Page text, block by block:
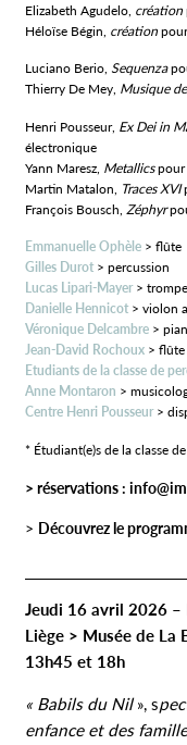
Elizabeth Agudelo, création
Héloïse Bégin, création
Luciano Berio, Sequenza
Thierry De Mey, Musique
Henri Pousseur, Ex Dei in
électronique
Yann Maresz, Metallicspour
Martin Matalon, Traces XVI
François Bousch, Zéphyr
Emmanuelle Ophèle > flûte
Gilles Durot > percussion
Lucas Lipari-Mayer>
Danielle Hennicot > violon
Véronique Delcambre >
Jean-David Rochoux >
Etudiants de la classe de
Anne Montaron >
Centre Henri Pousseur >
* Étudiant(e)s de la classe
> réservations :
> Découvrez le
Jeudi 16 avril 2026 –
Liège > Musée de
13h45 et 18h
« Babils du Nil», s
enfance et des